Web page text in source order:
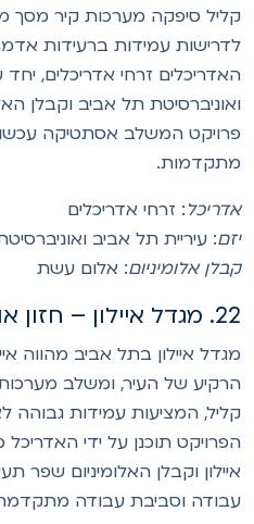
סיפקה מערכות קיר מסך
עמידות ברעידות אדמה
זרחי אדריכלים, יחד
תל אביב וקבלן
המשלב אסתטיקה עכשווית
: זרחי אדריכלים
: עיריית תל אביב ואוניברסיטת
אלומיניום: אלום עשת
חזון אורבני בחזית תל אביב
איילון בתל אביב מהווה
של העיר, ומשלב
המציעות עמידות גבוהה
תוכנן על ידי האדריכל
וקבלן האלומיניום שפר
וסביבת עבודה מתקדמת